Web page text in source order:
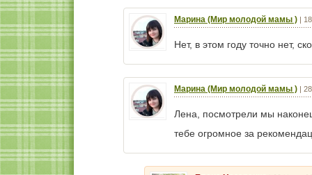
Марина (Мир молодой мамы ) |
Нет, в этом году точно нет,
Марина (Мир молодой мамы ) |
Лена, посмотрели мы
тебе огромное за